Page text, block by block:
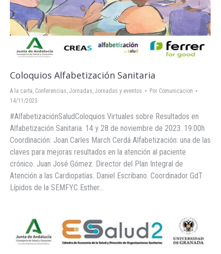
Coloquios Alfabetización Sanitaria
A la carta, Conferencias, Jornadas, Jornadas y eventos Por Comunicacion
14/11/2023
#AlfabetizaciónSaludColoquios Virtuales sobre Resultados en
Alfabetización Sanitaria. 14 y 28 de noviembre de 2023. 19:00h
Coordinación: Joan Carles March Cerdá Alfabetización: una de las
claves para mejoras resultados en la atención al paciente
crónico. Juan José Gómez. Director del Plan Integral de
Atención a las Cardiopatías. Daniel Escribano. Coordinador GdT
Lípidos de la SEMFYC Esther…